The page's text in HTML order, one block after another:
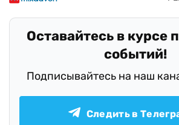
Оставайтесь в курсе
событий!
Подписывайтесь на наш
Следить в